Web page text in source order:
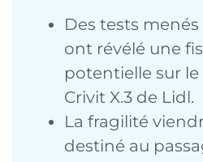
Des tests
ont révélé une
potentielle sur
Crivit X.3 de Lidl.
La fragilité
destiné au